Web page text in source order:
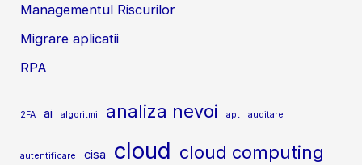
Managementul Riscurilor
Migrare aplicatii
RPA
2FA ai algoritmi analiza nevoi apt auditare
autentificare cisa cloud cloud computing